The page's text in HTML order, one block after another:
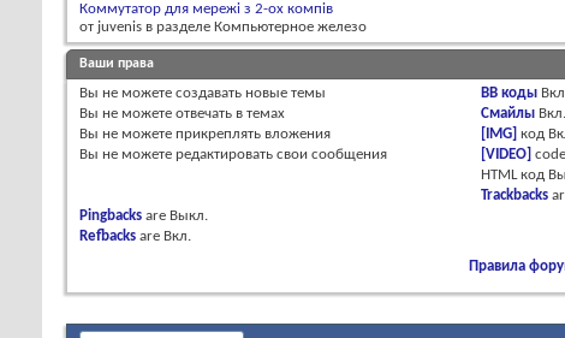
Коммутатор для мережі з 2-ох компів
от juvenis в разделе Компьютерное железо
Ваши права
Вы не можете создавать новые темы
Вы не можете отвечать в темах
Вы не можете прикреплять вложения
Вы не можете редактировать свои сообщения
BB коды
Смайлы Вкл.
[IMG] код
[VIDEO]
HTML код
Trackbacks
Pingbacks are Выкл.
Refbacks are Вкл.
Правила